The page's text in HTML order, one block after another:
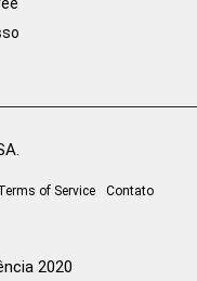
of Service Contato
2020